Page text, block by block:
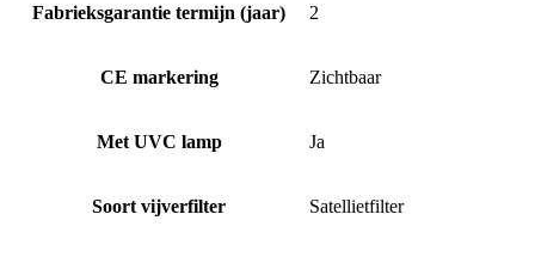
Fabrieksgarantie termijn (jaar) 2
CE markering Zichtbaar
Met UVC lamp Ja
Soort vijverfilter Satellietfilter